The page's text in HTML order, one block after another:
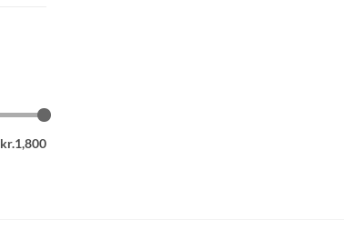
kr.1,800